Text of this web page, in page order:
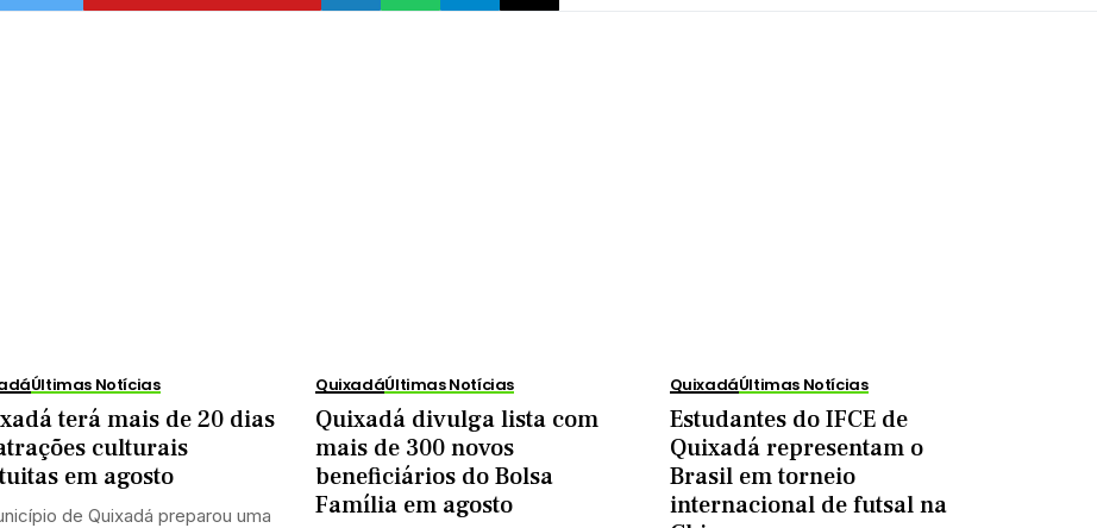
Últimas Notícias
terá mais de 20 dias
culturais
em agosto
de Quixadá preparou uma
QuixadáÚltimas Notícias
Quixadá divulga lista com
mais de 300 novos
beneficiários do Bolsa
Família em agosto
QuixadáÚltimas Notícias
Estudantes do IFCE de
Quixadá representam o
Brasil em torneio
internacional de futsal na